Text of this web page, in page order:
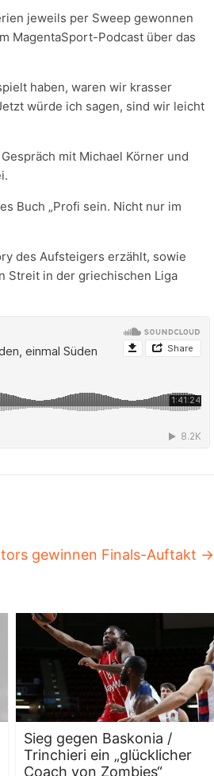
jeweils per Sweep gewonnen
MagentaSport-Podcast über das
haben, waren wir krasser
würde ich sagen, sind wir leicht
mit Michael Körner und
Buch „Profi sein. Nicht nur im
des Aufsteigers erzählt, sowie
Streit in der griechischen Liga
gewinnen Finals-Auftakt →
Sieg gegen Baskonia /
Trinchieri ein „glücklicher
Coach von Zombies“